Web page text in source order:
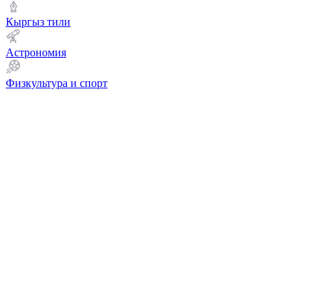
Кыргыз тили
Астрономия
Физкультура и спорт